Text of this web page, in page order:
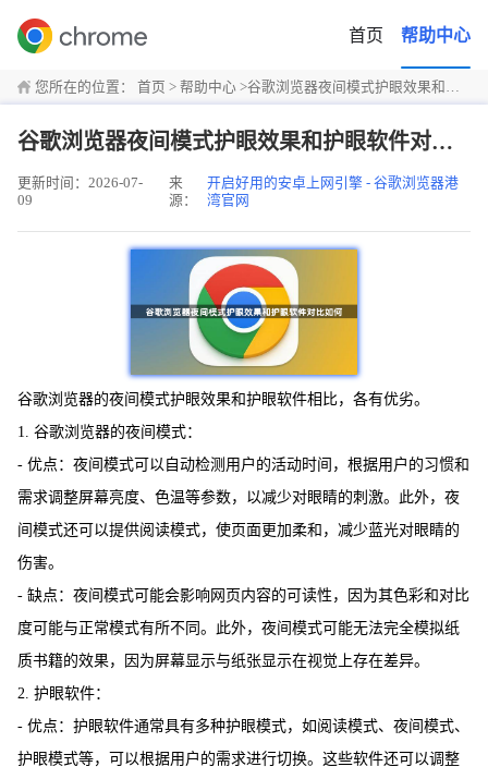
首页 帮助中心
您所在的位置： 首页 > 帮助中心 >谷歌浏览器夜间模式护眼效果和护眼软件对比如何
谷歌浏览器夜间模式护眼效果和护眼软件对比如何
更新时间：2026-07-
09
来
源：
开启好用的安卓上网引擎 - 谷歌浏览器港
湾官网
谷歌浏览器的夜间模式护眼效果和护眼软件相比，各有优劣。
1. 谷歌浏览器的夜间模式：
- 优点：夜间模式可以自动检测用户的活动时间，根据用户的习惯和
需求调整屏幕亮度、色温等参数，以减少对眼睛的刺激。此外，夜
间模式还可以提供阅读模式，使页面更加柔和，减少蓝光对眼睛的
伤害。
- 缺点：夜间模式可能会影响网页内容的可读性，因为其色彩和对比
度可能与正常模式有所不同。此外，夜间模式可能无法完全模拟纸
质书籍的效果，因为屏幕显示与纸张显示在视觉上存在差异。
2. 护眼软件：
- 优点：护眼软件通常具有多种护眼模式，如阅读模式、夜间模式、
护眼模式等，可以根据用户的需求进行切换。这些软件还可以调整